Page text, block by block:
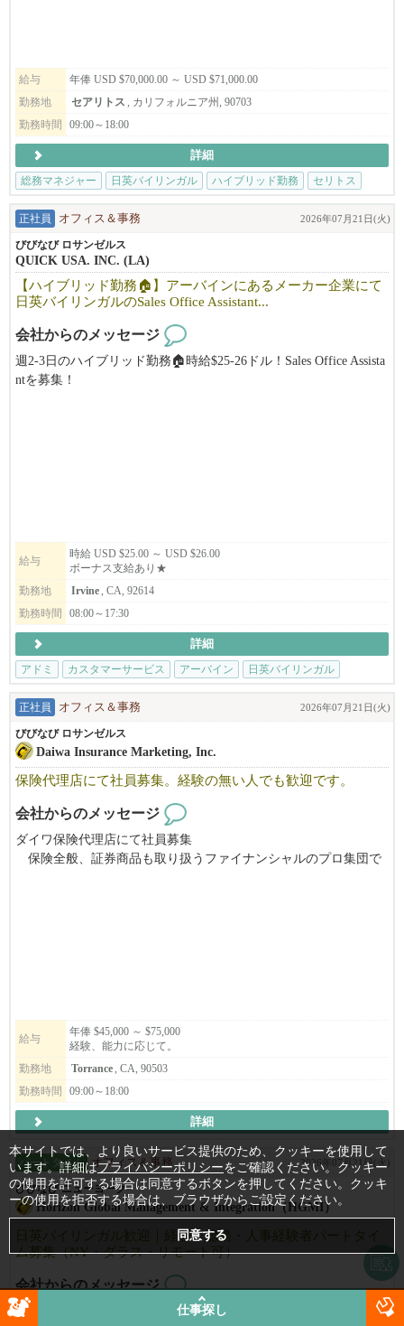
日本語・英語のバイリンガルスキルが必須となります。
給与
年俸 USD $70,000.00 ～ USD $71,000.00
勤務地
セアリトス , カリフォルニア州, 90703
勤務時間
09:00～18:00
詳細
総務マネジャー
日英バイリンガル ハイブリッド勤務 セリトス
正社員 オフィス＆事務 2026年07月21日(火)
びびなび ロサンゼルス
QUICK USA. INC. (LA)
【ハイブリッド勤務🏠】アーバインにあるメーカー企業にて
日英バイリンガルのSales Office Assistant...
会社からのメッセージ
週2-3日のハイブリッド勤務🏠時給$25-26ドル！Sales Office Assista
ntを募集！
チームが円滑かつ効率的に業務を進められるよう、バックオフィ
スから支えていただきます。
給与
時給 USD $25.00 ～ USD $26.00
ボーナス支給あり★
勤務地
Irvine , CA, 92614
勤務時間
08:00～17:30
詳細
アドミ
カスタマーサービス アーバイン 日英バイリンガル
正社員 オフィス＆事務 2026年07月21日(火)
びびなび ロサンゼルス
Daiwa Insurance Marketing, Inc.
保険代理店にて社員募集。経験の無い人でも歓迎です。
会社からのメッセージ
ダイワ保険代理店にて社員募集
保険全般、証券商品も取り扱うファイナンシャルのプロ集団で
給与
年俸 $45,000 ～ $75,000
経験、能力に応じて。
勤務地
Torrance, CA, 90503
勤務時間
09:00～18:00
詳細
パートタイム オフィス＆事務 2026年07月21日(火)
びびなび ニューヨーク
Horizon Global Management & Integration（HGMI）
日英バイリンガル歓迎｜経理・総務・人事経験者パートタイ
ム募集（NY・ダラス・リモート可）
会社からのメッセージ
事業拡大に伴い、米国での経理・総務・人事の実務経験をお持ち
仕事探し
本サイトでは、より良いサービス提供のため、クッキーを使用して
います。詳細はプライバシーポリシーをご確認ください。クッキー
の使用を許可する場合は同意するボタンを押してください。クッキ
ーの使用を拒否する場合は、ブラウザからご設定ください。